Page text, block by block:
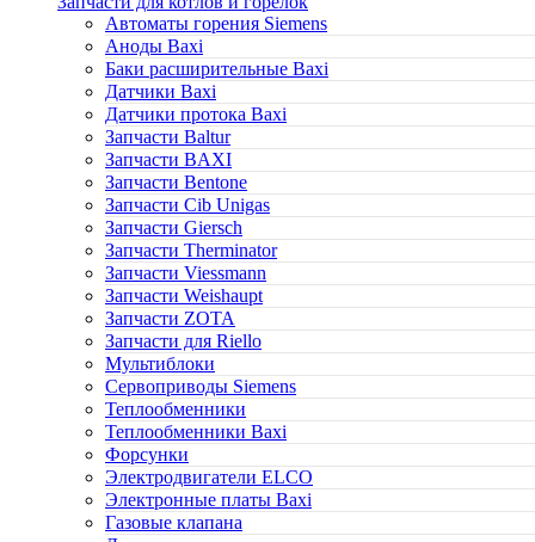
Автоматы горения Siemens
Аноды Baxi
Баки расширительные Baxi
Датчики Baxi
Датчики протока Baxi
Запчасти Baltur
Запчасти BAXI
Запчасти Bentone
Запчасти Cib Unigas
Запчасти Giersch
Запчасти Therminator
Запчасти Viessmann
Запчасти Weishaupt
Запчасти ZOTA
Запчасти для Riello
Мультиблоки
Сервоприводы Siemens
Теплообменники
Теплообменники Baxi
Форсунки
Электродвигатели ELCO
Электронные платы Baxi
Газовые клапана